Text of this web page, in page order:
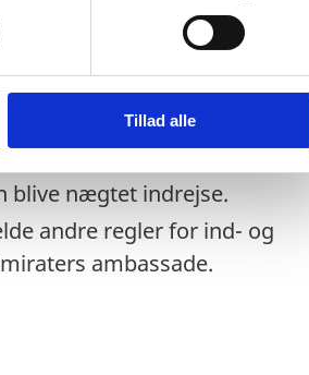
Tillad alle
retten i De Forenede
et dansk nødpas eller et
blive nægtet indrejse.
andre regler for ind- og
ambassade.